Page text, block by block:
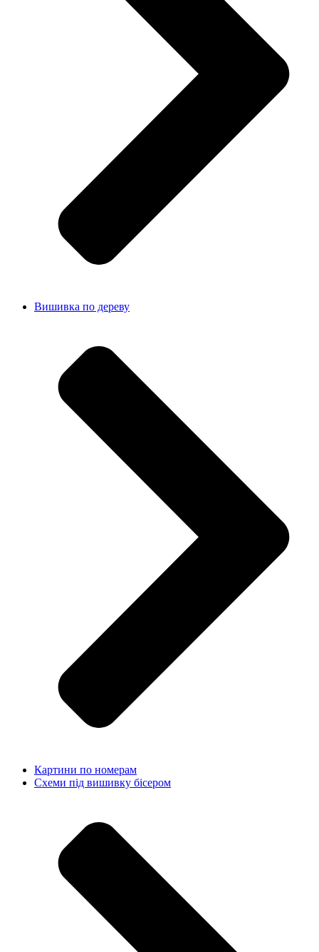
Вишивка по дереву
Картини по номерам
Схеми під вишивку бісером